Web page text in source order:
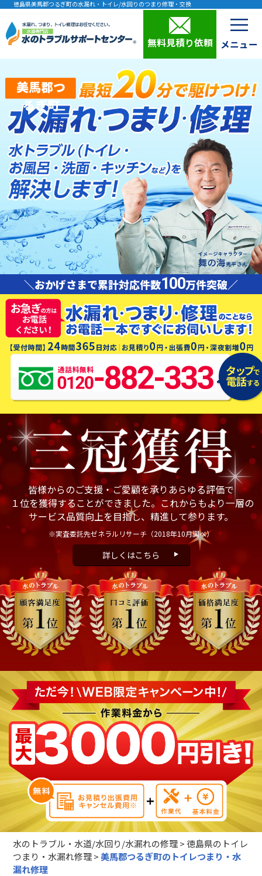
徳島県美馬郡つるぎ町の水漏れ・トイレ/水回りのつまり修理・交換
無料見積り依頼
美馬郡つ
るぎ町
＼おかげさまで累計対応件数100万件突破／
皆様からのご支援・ご愛顧を承りあらゆる評価で
１位を獲得することができました。これからもより一層の
サービス品質向上を目指し、精進して参ります。
※実査委託先ゼネラルリサーチ （2018年10月調べ）
詳しくはこちら
水のトラブル・水道/水回り/水漏れの修理>徳島県のトイレ
つまり・水漏れ修理>美馬郡つるぎ町のトイレつまり・水
漏れ修理